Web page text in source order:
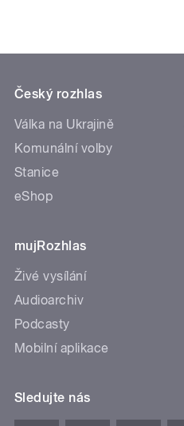
Český rozhlas
Válka na Ukrajině
Komunální volby
Stanice
eShop
mujRozhlas
Živé vysílání
Audioarchiv
Podcasty
Mobilní aplikace
Sledujte nás